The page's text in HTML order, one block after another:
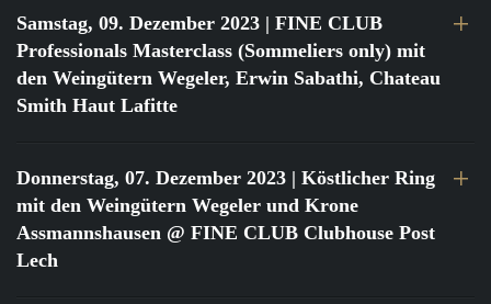
Samstag, 09. Dezember 2023 | FINE CLUB
Professionals Masterclass (Sommeliers only) mit
den Weingütern Wegeler, Erwin Sabathi, Chateau
Smith Haut Lafitte
Donnerstag, 07. Dezember 2023 | Köstlicher Ring
mit den Weingütern Wegeler und Krone
Assmannshausen @ FINE CLUB Clubhouse Post
Lech